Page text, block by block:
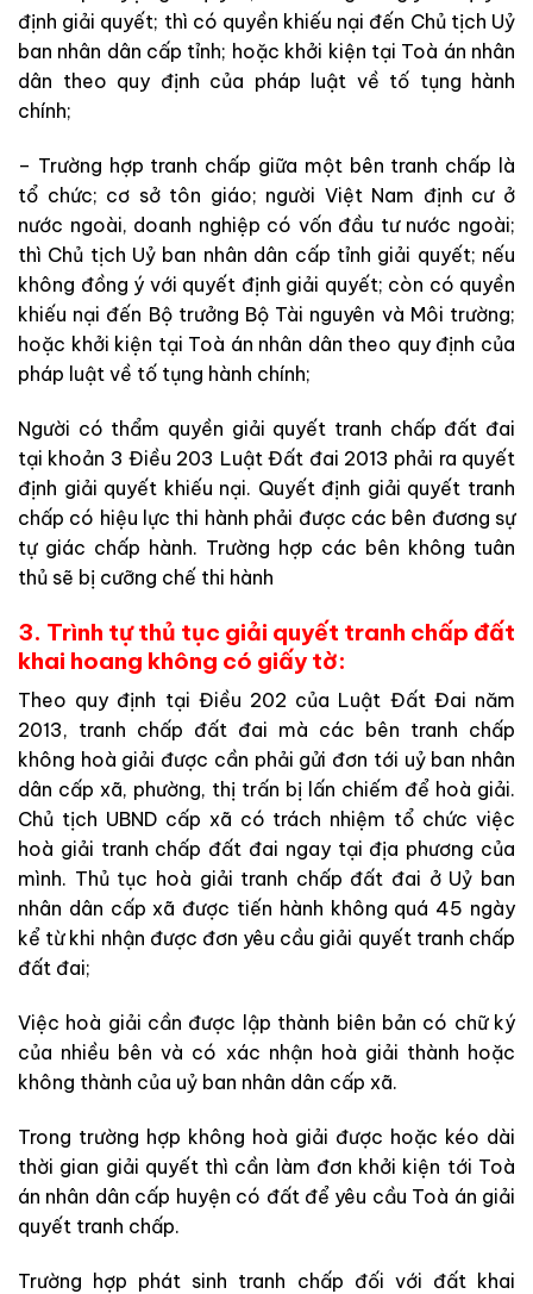
định giải quyết; thì có quyền khiếu nại đến Chủ tịch Uỷ
ban nhân dân cấp tỉnh; hoặc khởi kiện tại Toà án nhân
dân theo quy định của pháp luật về tố tụng hành
chính;
– Trường hợp tranh chấp giữa một bên tranh chấp là
tổ chức; cơ sở tôn giáo; người Việt Nam định cư ở
nước ngoài, doanh nghiệp có vốn đầu tư nước ngoài;
thì Chủ tịch Uỷ ban nhân dân cấp tỉnh giải quyết; nếu
không đồng ý với quyết định giải quyết; còn có quyền
khiếu nại đến Bộ trưởng Bộ Tài nguyên và Môi trường;
hoặc khởi kiện tại Toà án nhân dân theo quy định của
pháp luật về tố tụng hành chính;
Người có thẩm quyền giải quyết tranh chấp đất đai
tại khoản 3 Điều 203 Luật Đất đai 2013 phải ra quyết
định giải quyết khiếu nại. Quyết định giải quyết tranh
chấp có hiệu lực thi hành phải được các bên đương sự
tự giác chấp hành. Trường hợp các bên không tuân
thủ sẽ bị cưỡng chế thi hành
3. Trình tự thủ tục giải quyết tranh chấp đất
khai hoang không có giấy tờ:
Theo quy định tại Điều 202 của Luật Đất Đai năm
2013, tranh chấp đất đai mà các bên tranh chấp
không hoà giải được cần phải gửi đơn tới uỷ ban nhân
dân cấp xã, phường, thị trấn bị lấn chiếm để hoà giải.
Chủ tịch UBND cấp xã có trách nhiệm tổ chức việc
hoà giải tranh chấp đất đai ngay tại địa phương của
mình. Thủ tục hoà giải tranh chấp đất đai ở Uỷ ban
nhân dân cấp xã được tiến hành không quá 45 ngày
kể từ khi nhận được đơn yêu cầu giải quyết tranh chấp
đất đai;
Việc hoà giải cần được lập thành biên bản có chữ ký
của nhiều bên và có xác nhận hoà giải thành hoặc
không thành của uỷ ban nhân dân cấp xã.
Trong trường hợp không hoà giải được hoặc kéo dài
thời gian giải quyết thì cần làm đơn khởi kiện tới Toà
án nhân dân cấp huyện có đất để yêu cầu Toà án giải
quyết tranh chấp.
Trường hợp phát sinh tranh chấp đối với đất khai